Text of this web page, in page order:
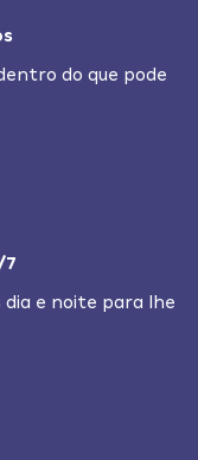
do que pode
7
dia e noite para lhe